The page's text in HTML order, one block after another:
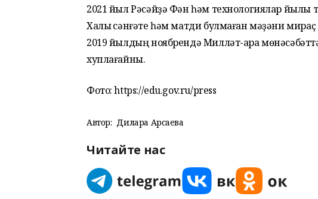
2021 йыл Рәсәйҙә Фән һәм технологиялар йылы
Халыҡ сәнғәте һәм матди булмаған мәҙәни
2019 йылдың ноябрендә Милләт-ара
хуплағайны.
Фото: https://edu.gov.ru/press
Автор: Дилара Арсаева
Читайте нас